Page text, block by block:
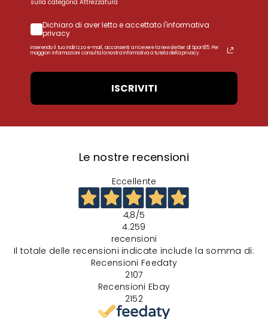
sulla categoria Attrezzatura
Dichiaro di aver letto e accettato l'informativa
privacy
Inserendo il tuo indirizzo e-mail, acconsenti a ricevere la newsletter di Sport85. Per
maggiori informazioni consulta la nostra Informativa a tutela della privacy.
ISCRIVITI
Le nostre recensioni
Eccellente
4,8/5
4.259
recensioni
Il totale delle recensioni indicate include la somma di:
Recensioni Feedaty
2107
Recensioni Ebay
2152